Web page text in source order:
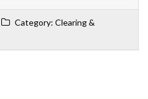
Category: Clearing &